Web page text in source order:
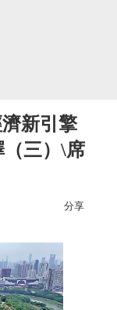
新引擎
三）\席
分享